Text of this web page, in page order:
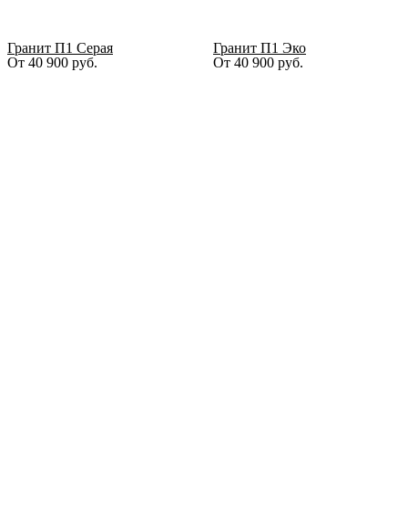
Гранит П1 Серая
От 40 900 руб.
Гранит П1 Эко
От 40 900 руб.